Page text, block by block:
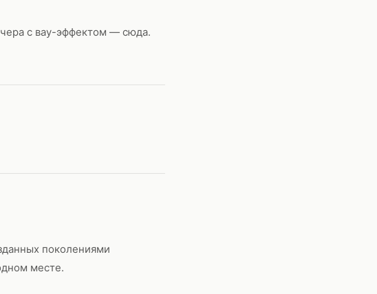
с вау-эффектом — сюда.
поколениями
месте.